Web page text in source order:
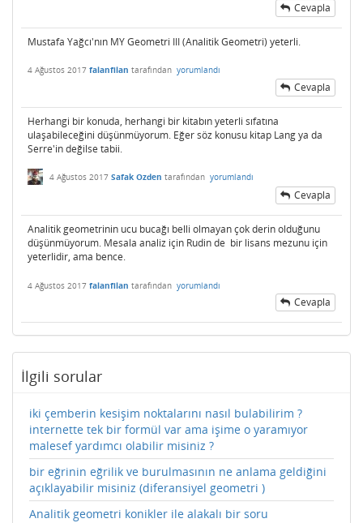
Cevapla
Mustafa Yağcı'nın MY Geometri III (Analitik Geometri) yeterli.
4 Ağustos 2017 falanfilan tarafından yorumlandı
Cevapla
Herhangi bir konuda, herhangi bir kitabın yeterli sıfatına
ulaşabileceğini düşünmüyorum. Eğer söz konusu kitap Lang ya da
Serre'in değilse tabii.
4 Ağustos 2017 Safak Ozden tarafından yorumlandı
Cevapla
Analitik geometrinin ucu bucağı belli olmayan çok derin olduğunu
düşünmüyorum. Mesala analiz için Rudin de bir lisans mezunu için
yeterlidir, ama bence.
4 Ağustos 2017 falanfilan tarafından yorumlandı
Cevapla
İlgili sorular
iki çemberin kesişim noktalarını nasıl bulabilirim ?
internette tek bir formül var ama işime o yaramıyor
malesef yardımcı olabilir misiniz ?
bir eğrinin eğrilik ve burulmasının ne anlama geldiğini
açıklayabilir misiniz (diferansiyel geometri )
Analitik geometri konikler ile alakalı bir soru